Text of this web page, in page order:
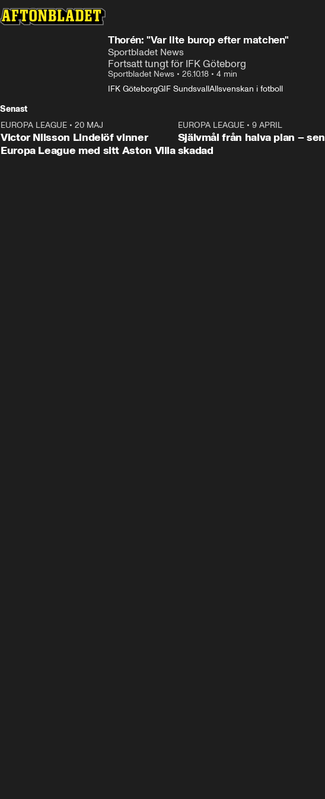
Thorén: "Var lite burop efter matchen"
Sportbladet News
Fortsatt tungt för IFK Göteborg
Sportbladet News • 26.10.18 • 4 min
IFK GöteborgGIF SundsvallAllsvenskan i fotboll
Senast
EUROPA LEAGUE • 20 MAJ
Victor Nilsson Lindelöf vinner
Europa League med sitt Aston Villa
EUROPA LEAGUE• 9 APRIL
Självmål från halva plan – sen
skadad